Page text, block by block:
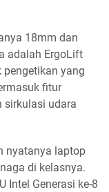
18mm dan
adalah ErgoLift
yang
fitur
sirkulasi udara
nyatanya laptop
di kelasnya.
Intel Generasi ke-8